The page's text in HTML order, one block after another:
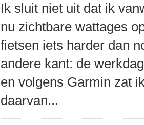
Ik sluit niet uit dat ik
nu zichtbare wattages
fietsen iets harder dan
andere kant: de
en volgens Garmin zat
daarvan...